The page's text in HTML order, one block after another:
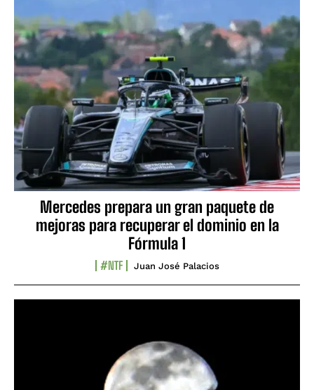
Mercedes prepara un gran paquete de
mejoras para recuperar el dominio en la
Fórmula 1
#NTF Juan José Palacios